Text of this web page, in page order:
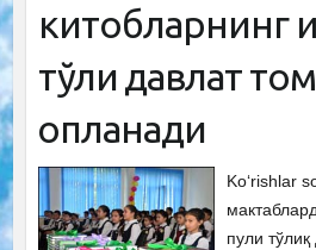
китобларнинг
тўлиқ давлат
қопланади
Ko‘rishlar
пули